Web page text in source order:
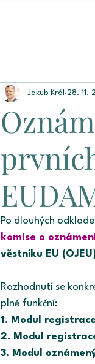
Jakub Král 28. 11.
Po dlouhých
komise o
věstníku EU
Rozhodnutí se
plně funkční:
1. Modul
2. Modul
3. Modul